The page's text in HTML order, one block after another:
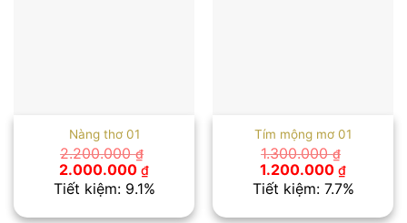
Nàng thơ 01
2.200.000₫
Giá
gốc
là:
2.000.000 ₫Giá
hiện
tại
Tiết kiệm: 9.1%
Tím mộng mơ 01
1.300.000₫
Giá
gốc
là:
1.200.000 ₫Giá
hiện
tại
Tiết kiệm: 7.7%